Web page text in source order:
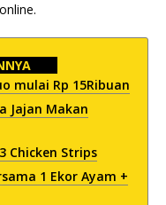
mulai Rp 15Ribuan
Jajan Makan
Chicken Strips
1 Ekor Ayam +